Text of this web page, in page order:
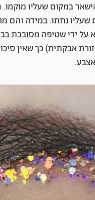
במקום שעליו
נחתו. במידה והם
על ידי שטיפה מסובכת
אבקתית) כך שאין